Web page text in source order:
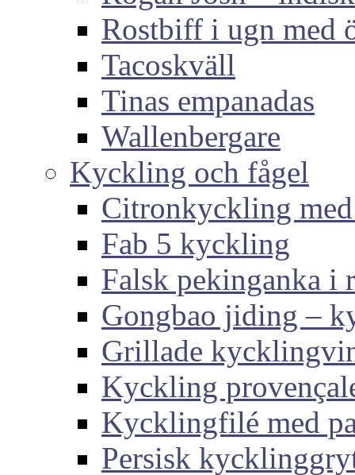
Rostbiff i ugn med
Tacoskväll
Tinas empanadas
Wallenbergare
Kyckling och fågel
Citronkyckling
Fab 5 kyckling
Falsk pekinganka i
Gongbao jiding –
Grillade
Kyckling
Kycklingfilé med
Persisk